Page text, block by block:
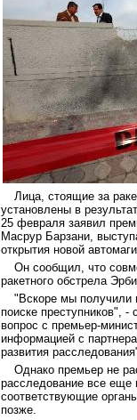
Лица, стоящие за
установлены в
25 февраля заявил
Масрур Барзани,
открытия новой
Он сообщил, что
ракетного обстрела
"Вскоре мы получили
поиске преступников", -
вопрос с премьер-
информацией с
развития
Однако премьер не
расследование все еще
соответствующие
позже.